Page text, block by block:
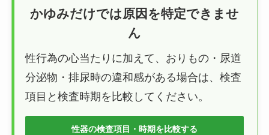
かゆみだけでは原因を特定できませ
ん
性行為の心当たりに加えて、おりもの・尿道
分泌物・排尿時の違和感がある場合は、検査
項目と検査時期を比較してください。
性器の検査項目・時期を比較する